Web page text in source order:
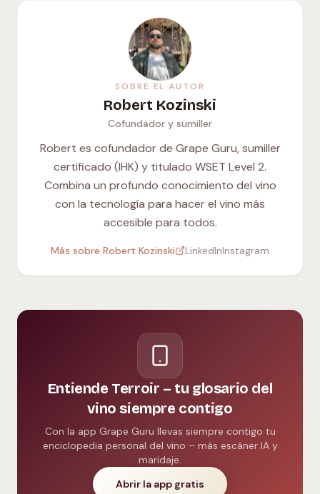
SOBRE EL AUTOR
Robert Kozinski
Cofundador y sumiller
Robert es cofundador de Grape Guru, sumiller
certificado (IHK) y titulado WSET Level 2.
Combina un profundo conocimiento del vino
con la tecnología para hacer el vino más
accesible para todos.
Más sobre Robert Kozinski LinkedInInstagram
Entiende Terroir – tu glosario del
vino siempre contigo
Con la app Grape Guru llevas siempre contigo tu
enciclopedia personal del vino – más escáner IA y
maridaje.
Abrir la app gratis